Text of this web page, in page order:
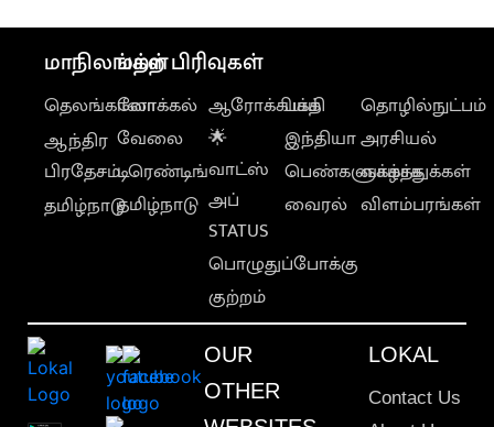
மாநிலங்கள்
தெலங்கானா
ஆந்திர
பிரதேசம்
தமிழ்நாடு
மற்ற பிரிவுகள்
லோக்கல்
வேலை
டிரெண்டிங்
தமிழ்நாடு
ஆரோக்கியம்
🌟
வாட்ஸ்
அப்
STATUS
பொழுதுப்போக்கு
குற்றம்
பக்தி
இந்தியா
பெண்களுக்காக
வைரல்
தொழில்நுட்பம்
அரசியல்
வாழ்த்துக்கள்
விளம்பரங்கள்
OUR
OTHER
LOKAL
Contact Us